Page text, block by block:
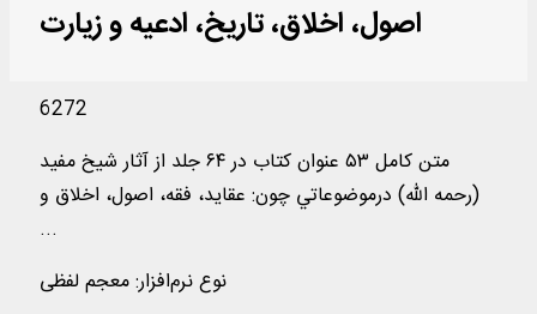
اصول، اخلاق، تاریخ، ادعیه و زیارت
6272
متن کامل ۵۳ عنوان کتاب در ۶۴ جلد از آثار شيخ مفيد
(رحمه الله) درموضوعاتي چون: عقايد، فقه، اصول، اخلاق و
...
نوع نرم‌افزار:معجم لفظی